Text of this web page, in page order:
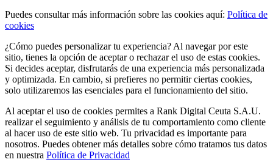
Puedes consultar más información sobre las cookies aquí: Política de
cookies
¿Cómo puedes personalizar tu experiencia? Al navegar por este
sitio, tienes la opción de aceptar o rechazar el uso de estas cookies.
Si decides aceptar, disfrutarás de una experiencia más personalizada
y optimizada. En cambio, si prefieres no permitir ciertas cookies,
solo utilizaremos las esenciales para el funcionamiento del sitio.
Al aceptar el uso de cookies permites a Rank Digital Ceuta S.A.U.
realizar el seguimiento y análisis de tu comportamiento como cliente
al hacer uso de este sitio web. Tu privacidad es importante para
nosotros. Puedes obtener más detalles sobre cómo tratamos tus datos
en nuestra Política de Privacidad